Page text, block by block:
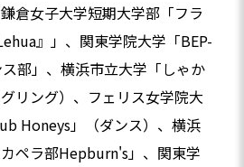
倉女子大学短期大学部「フラ
』」、関東学院大学「BEP-
部」、横浜市立大学「しゃか
リング）、フェリス女学院大
Honeys」（ダンス）、横浜
ペラ部Hepburn's」、関東学